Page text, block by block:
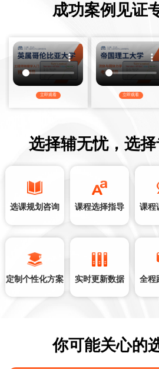
成功案例见证
立即观看 立即观看
选择辅无忧，选
选课规划咨询 课程选择指导 课程
定制个性化方案 实时更新数据 全程
你可能关心的